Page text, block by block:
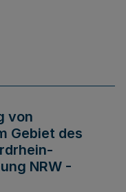
von
Gebiet des
NRW -